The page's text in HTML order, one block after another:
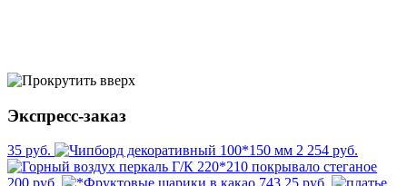
Экспресс-заказ
35 руб. 2 254 руб.